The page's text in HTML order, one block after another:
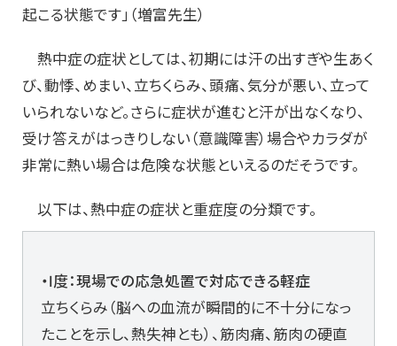
起こる状態です」（増富先生）
熱中症の症状としては、初期には汗の出すぎや生あく
び、動悸、めまい、立ちくらみ、頭痛、気分が悪い、立って
いられないなど。さらに症状が進むと汗が出なくなり、
受け答えがはっきりしない（意識障害）場合やカラダが
非常に熱い場合は危険な状態といえるのだそうです。
以下は、熱中症の症状と重症度の分類です。
・Ⅰ度：現場での応急処置で対応できる軽症
立ちくらみ（脳への血流が瞬間的に不十分になっ
たことを示し、熱失神とも）、筋肉痛、筋肉の硬直